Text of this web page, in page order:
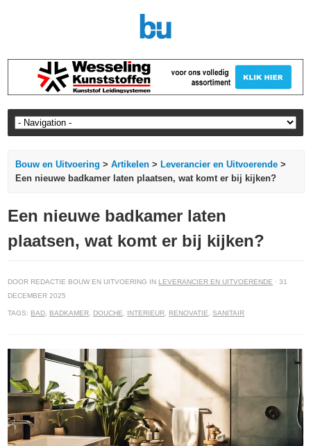
Bouw en Uitvoering >Artikelen > Leverancier en Uitvoerende >
Een nieuwe badkamer laten plaatsen, wat komt er bij kijken?
Een nieuwe badkamer laten
plaatsen, wat komt er bij kijken?
DOOR REDACTIE BOUW EN UITVOERING IN LEVERANCIER EN UITVOERENDE · 31
DECEMBER 2025
TAGS: BAD, BADKAMER, DOUCHE, INTERIEUR, RENOVATIE,SANITAIR